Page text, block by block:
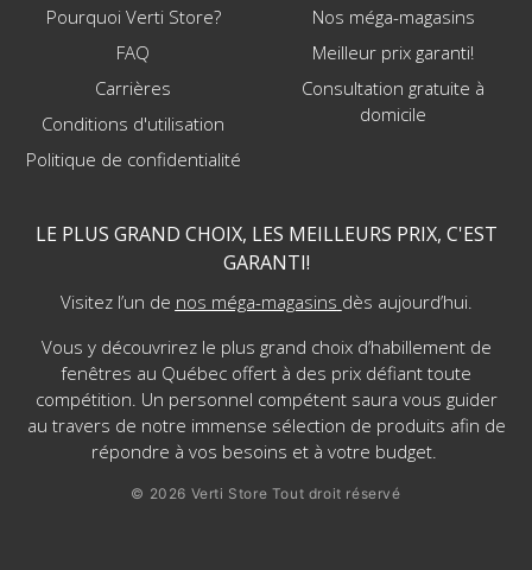
Pourquoi Verti Store?
FAQ
Carrières
Conditions d'utilisation
Politique de confidentialité
Nos méga-magasins
Meilleur prix garanti!
Consultation gratuite à
domicile
LE PLUS GRAND CHOIX, LES MEILLEURS PRIX, C'EST
GARANTI!
Visitez l’un de nos méga-magasins dès aujourd’hui.
Vous y découvrirez le plus grand choix d’habillement de
fenêtres au Québec offert à des prix défiant toute
compétition. Un personnel compétent saura vous guider
au travers de notre immense sélection de produits afin de
répondre à vos besoins et à votre budget.
© 2026 Verti Store Tout droit réservé